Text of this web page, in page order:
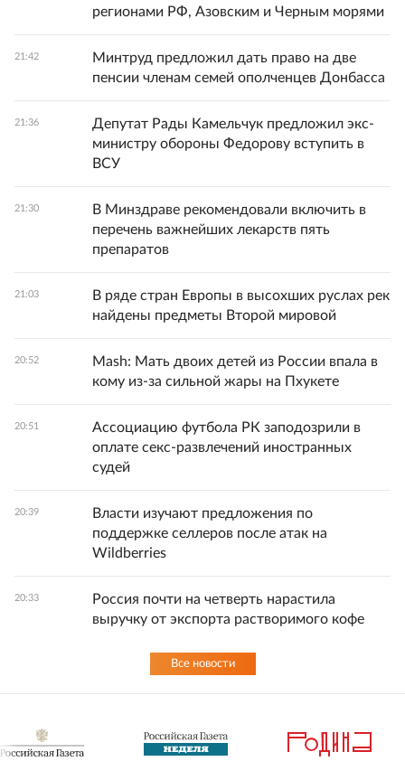
регионами РФ, Азовским и Черным морями
21:42
Минтруд предложил дать право на две
пенсии членам семей ополченцев Донбасса
21:36
Депутат Рады Камельчук предложил экс-
министру обороны Федорову вступить в
ВСУ
21:30
В Минздраве рекомендовали включить в
перечень важнейших лекарств пять
препаратов
21:03
В ряде стран Европы в высохших руслах рек
найдены предметы Второй мировой
20:52
Mash: Мать двоих детей из России впала в
кому из-за сильной жары на Пхукете
20:51
Ассоциацию футбола РК заподозрили в
оплате секс-развлечений иностранных
судей
20:39
Власти изучают предложения по
поддержке селлеров после атак на
Wildberries
20:33
Россия почти на четверть нарастила
выручку от экспорта растворимого кофе
Все новости